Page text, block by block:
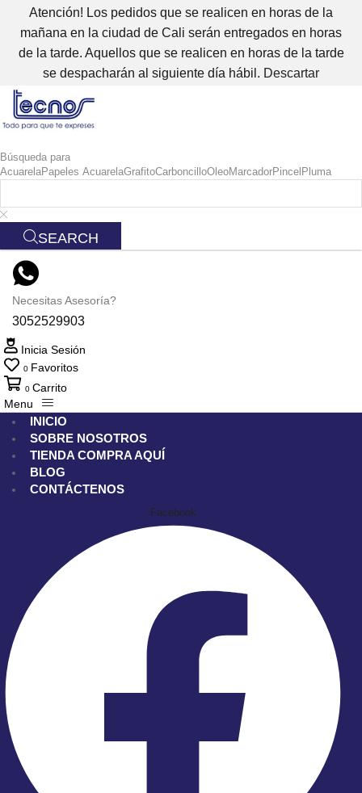
Atención! Los pedidos que se realicen en horas de la
mañana en la ciudad de Cali serán entregados en horas
de la tarde. Aquellos que se realicen en horas de la tarde
se despacharán al siguiente día hábil. Descartar
Búsqueda para
AcuarelaPapeles AcuarelaGrafitoCarboncilloOleoMarcadorPincel Pluma
SEARCH
Necesitas Asesoría?
3052529903
Inicia Sesión
0 Favoritos
0 Carrito
Menu
INICIO
SOBRE NOSOTROS
TIENDA COMPRA AQUÍ
BLOG
CONTÁCTENOS
Facebook